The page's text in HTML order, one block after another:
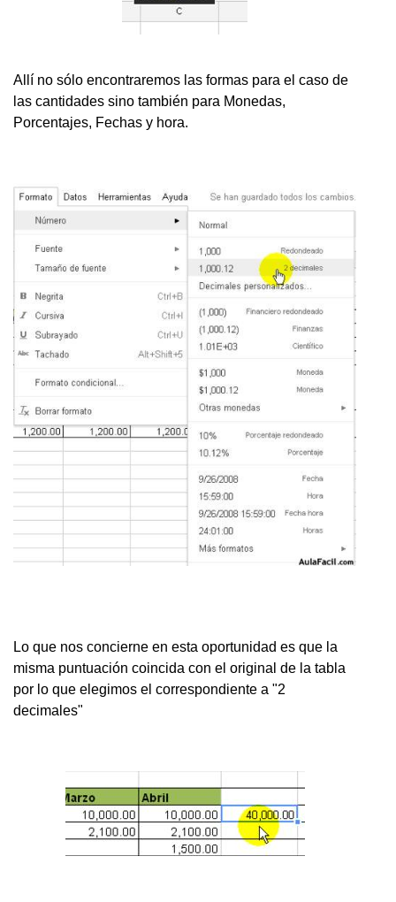
Allí no sólo encontraremos las formas para el caso de
las cantidades sino también para Monedas,
Porcentajes, Fechas y hora.
Lo que nos concierne en esta oportunidad es que la
misma puntuación coincida con el original de la tabla
por lo que elegimos el correspondiente a "2
decimales"